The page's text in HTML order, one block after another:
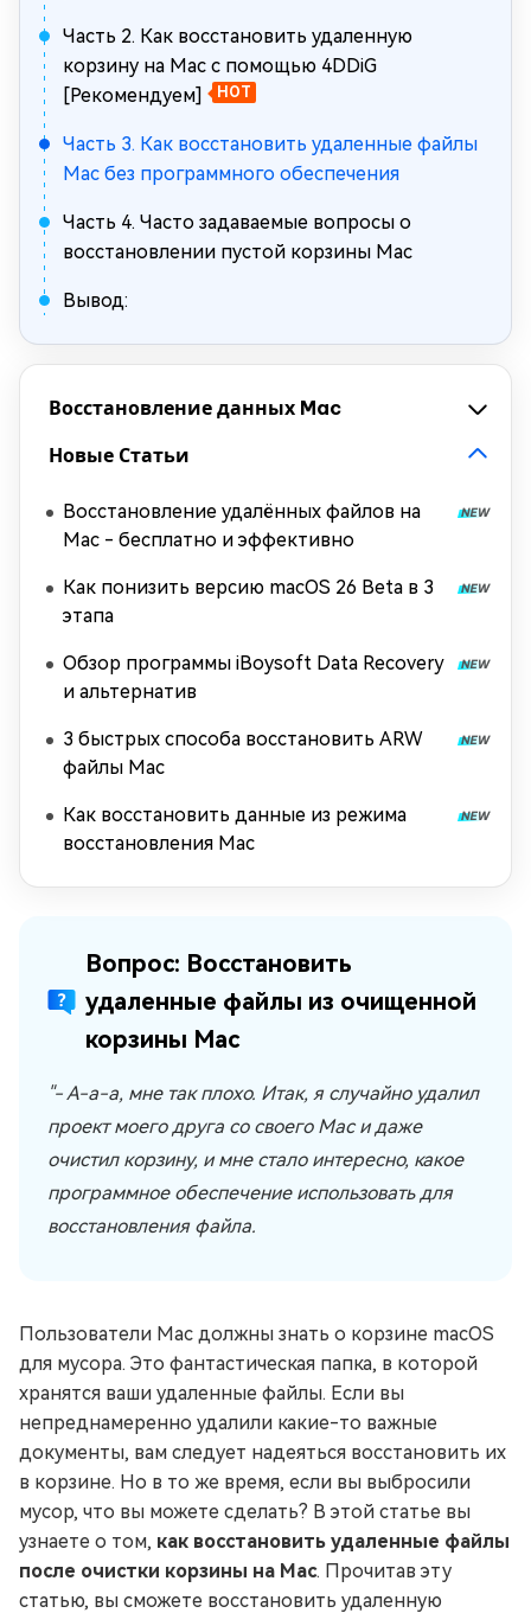
Часть 2. Как восстановить удаленную
корзину на Mac с помощью 4DDiG
[Рекомендуем]
HOT
Часть 3. Как восстановить удаленные файлы
Mac без программного обеспечения
Часть 4. Часто задаваемые вопросы о
восстановлении пустой корзины Mac
Вывод:
Восстановление данных Mac
Новые Статьи
Восстановление удалённых файлов на
Mac - бесплатно и эффективно
Как понизить версию macOS 26 Beta в 3
этапа
Обзор программы iBoysoft Data Recovery
и альтернатив
3 быстрых способа восстановить ARW
файлы Mac
Как восстановить данные из режима
восстановления Mac
Вопрос: Восстановить
удаленные файлы из очищенной
корзины Mac
"- А-а-а, мне так плохо. Итак, я случайно удалил
проект моего друга со своего Mac и даже
очистил корзину, и мне стало интересно, какое
программное обеспечение использовать для
восстановления файла.
Пользователи Mac должны знать о корзине macOS
для мусора. Это фантастическая папка, в которой
хранятся ваши удаленные файлы. Если вы
непреднамеренно удалили какие-то важные
документы, вам следует надеяться восстановить их
в корзине. Но в то же время, если вы выбросили
мусор, что вы можете сделать? В этой статье вы
узнаете о том, как восстановить удаленные файлы
после очистки корзины на Mac. Прочитав эту
статью, вы сможете восстановить удаленную